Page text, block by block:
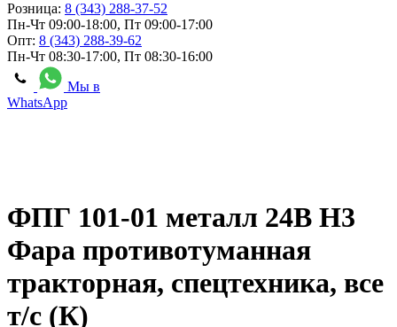
Розница: 8 (343) 288-37-52
Пн-Чт 09:00-18:00, Пт 09:00-17:00
Опт: 8 (343) 288-39-62
Пн-Чт 08:30-17:00, Пт 08:30-16:00
Мы в
WhatsApp
ФПГ 101-01 металл 24В H3
Фара противотуманная
тракторная, спецтехника, все
т/с (К)